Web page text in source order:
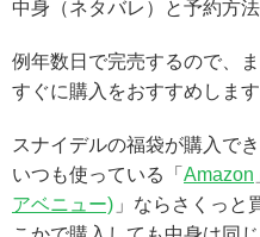
中身（ネタバレ）と予約方
例年数日で完売するので、
すぐに購入をおすすめします
スナイデルの福袋が購入で
いつも使っている「 Amazon
アベニュー) 」ならさくっと